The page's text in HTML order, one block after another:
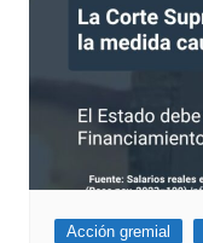
Acción gremial